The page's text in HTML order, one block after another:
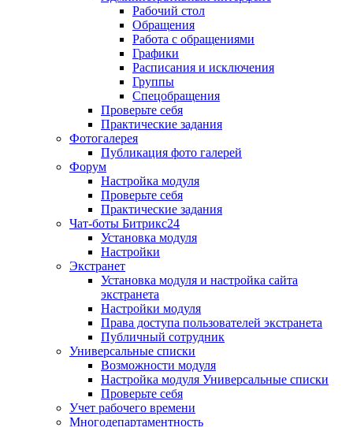
Рабочий стол
Обращения
Работа с обращениями
Графики
Расписания и исключения
Группы
Спецобращения
Проверьте себя
Практические задания
Фотогалерея
Публикация фото галерей
Форум
Настройка модуля
Проверьте себя
Практические задания
Чат-боты Битрикс24
Установка модуля
Настройки
Экстранет
Установка модуля и настройка сайта
экстранета
Настройки модуля
Права доступа пользователей экстранета
Публичный сотрудник
Универсальные списки
Возможности модуля
Настройка модуля Универсальные списки
Проверьте себя
Учет рабочего времени
Многодепартаментность